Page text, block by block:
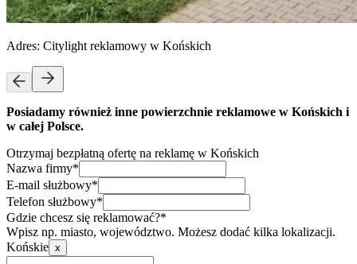
Adres: Citylight reklamowy w Końskich
Posiadamy również inne powierzchnie reklamowe w Końskich i
w całej Polsce.
Otrzymaj bezpłatną ofertę na reklamę w Końskich
Nazwa firmy*
E-mail służbowy*
Telefon służbowy*
Gdzie chcesz się reklamować?*
Wpisz np. miasto, województwo. Możesz dodać kilka lokalizacji.
Końskie x